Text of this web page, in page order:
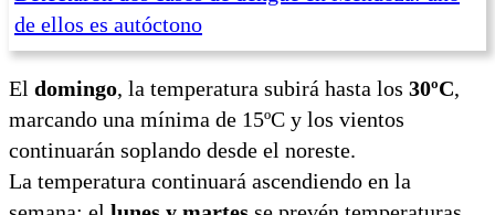
de ellos es autóctono
El domingo, la temperatura subirá hasta los 30ºC,
marcando una mínima de 15ºC y los vientos
continuarán soplando desde el noreste.
La temperatura continuará ascendiendo en la